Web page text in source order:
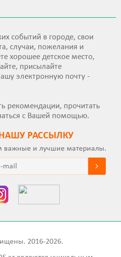
событий в городе, свои
случаи, пожелания и
хорошее детское место,
присылайте
электронную почту -
рекомендации, прочитать
с Вашей помощью.
РАССЫЛКУ
важные и лучшие материалы.
2016-2026.